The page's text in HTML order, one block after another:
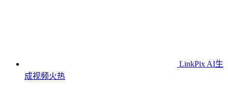
LinkPix AI生
成视频火热